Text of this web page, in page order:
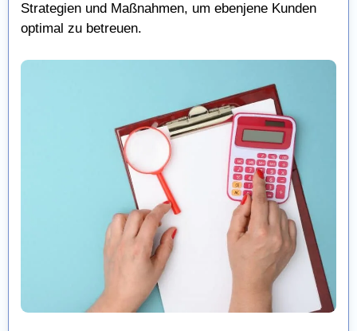
Strategien und Maßnahmen, um ebenjene Kunden
optimal zu betreuen.